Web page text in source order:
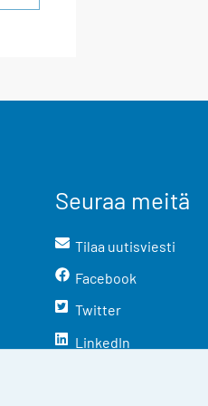
Seuraa meitä
Tilaa uutisviesti
Facebook
Twitter
LinkedIn